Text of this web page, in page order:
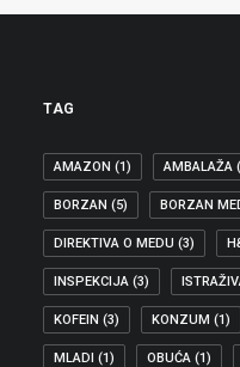
TAG
AMAZON (1) AMBALAŽA
BORZAN (5) BORZAN
DIREKTIVA O MEDU (3)
INSPEKCIJA (3)
KOFEIN (3) KONZUM (1)
MLADI (1) OBUĆA (1)